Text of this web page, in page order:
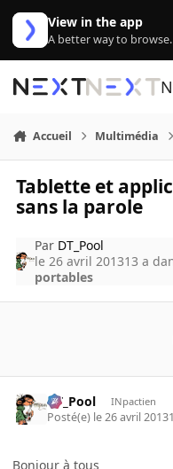
Aller au contenu
View in the app
A better way to browse.
Accueil Multimédia
Tablette et
sans la parole
Par DT_Pool
le 26 avril 201313 a
portables
DT_Pool INpactien
Posté(e) le 26 avril 2013
Bonjour à tous